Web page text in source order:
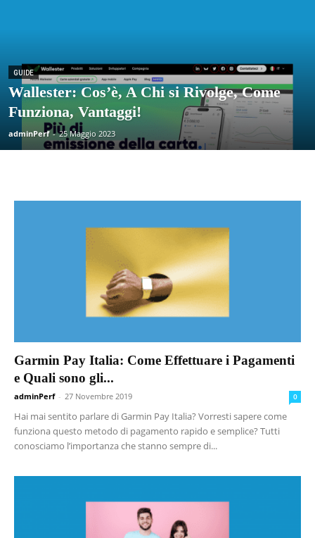
GUIDE
Wallester: Cos’è, A Chi si Rivolge, Come
Funziona, Vantaggi!
adminPerf - 25 Maggio 2023
Garmin Pay Italia: Come Effettuare i Pagamenti
e Quali sono gli...
adminPerf - 27 Novembre 2019 0
Hai mai sentito parlare di Garmin Pay Italia? Vorresti sapere come
funziona questo metodo di pagamento rapido e semplice? Tutti
conosciamo l’importanza che stanno sempre di...